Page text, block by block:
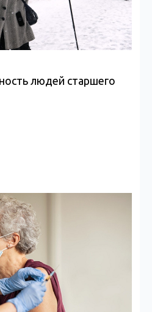
людей старшего